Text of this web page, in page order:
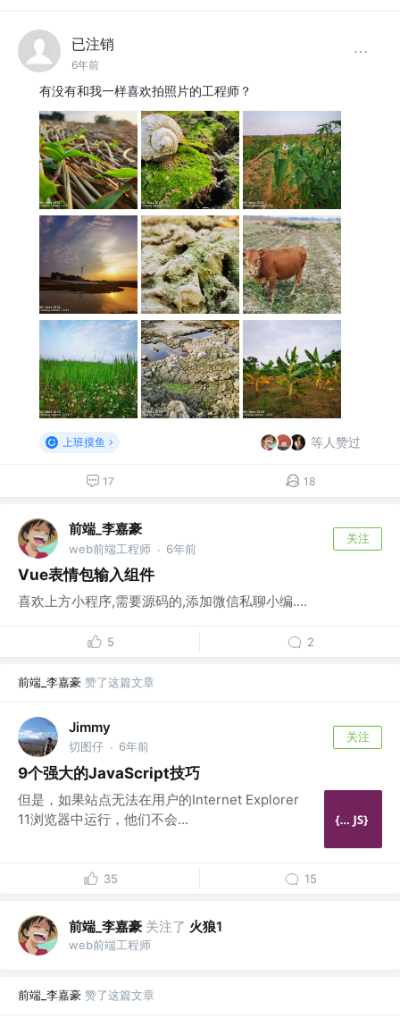
已注销
6年前
有没有和我一样喜欢拍照片的工程师？
上班摸鱼 等人赞过
17 18
前端_李嘉豪
web前端工程师 · 6年前
关注
Vue表情包输入组件
喜欢上方小程序,需要源码的,添加微信私聊小编....
5 2
前端_李嘉豪 赞了这篇文章
Jimmy
切图仔 · 6年前
关注
9个强大的JavaScript技巧
但是，如果站点无法在用户的Internet Explorer
11浏览器中运行，他们不会...
35 15
前端_李嘉豪 关注了 火狼1
web前端工程师
前端_李嘉豪 赞了这篇文章